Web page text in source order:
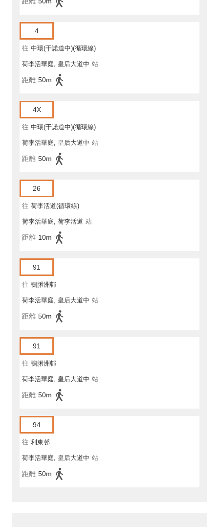
4
往 中環(干諾道中)(循環線)
荷李活華庭, 皇后大道中 站
距離 50m
4X
往 中環(干諾道中)(循環線)
荷李活華庭, 皇后大道中 站
距離 50m
26
往 荷李活道(循環線)
荷李活華庭, 荷李活道 站
距離 10m
91
往 鴨脷洲邨
荷李活華庭, 皇后大道中 站
距離 50m
91
往 鴨脷洲邨
荷李活華庭, 皇后大道中 站
距離 50m
94
往 利東邨
荷李活華庭, 皇后大道中 站
距離 50m